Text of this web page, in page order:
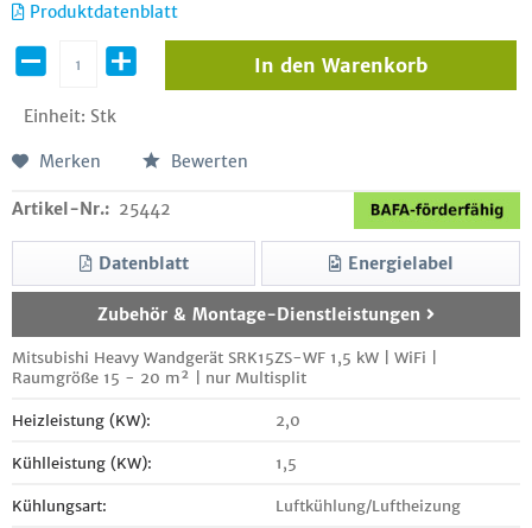
Produktdatenblatt
Einheit: Stk
In den Warenkorb
Merken Bewerten
Artikel-Nr.: 25442
Datenblatt Energielabel
Zubehör & Montage-Dienstleistungen
Mitsubishi Heavy Wandgerät SRK15ZS-WF 1,5 kW | WiFi |
Raumgröße 15 - 20 m² | nur Multisplit
Heizleistung (KW): 2,0
Kühlleistung (KW): 1,5
Kühlungsart: Luftkühlung/Luftheizung